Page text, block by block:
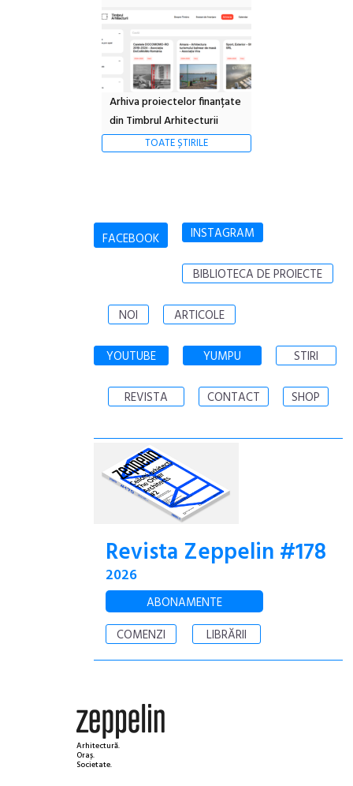
Arhiva proiectelor finanțate
din Timbrul Arhitecturii
TOATE ȘTIRILE
FACEBOOK INSTAGRAM
BIBLIOTECA DE PROIECTE
NOI ARTICOLE
YOUTUBE YUMPU STIRI
REVISTA CONTACT SHOP
Revista Zeppelin #178
2026
ABONAMENTE
COMENZI
LIBRĂRII
Arhitectură.
Oraș.
Societate.